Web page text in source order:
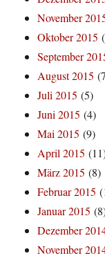
November
Oktober 2015
September
August 2015
Juli 2015 (5)
Juni 2015 (4)
Mai 2015 (9)
April 2015
März 2015 (8)
Februar 2015
Januar 2015
Dezember
November